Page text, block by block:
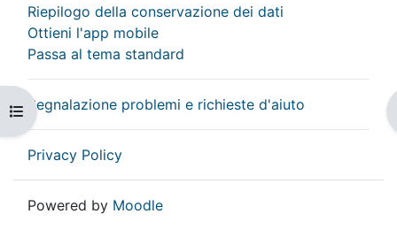
Apri indice del corso
Riepilogo della conservazione dei dati
Ottieni l'app mobile
Passa al tema standard
Segnalazione problemi e richieste d'aiuto
Privacy Policy
Powered by Moodle